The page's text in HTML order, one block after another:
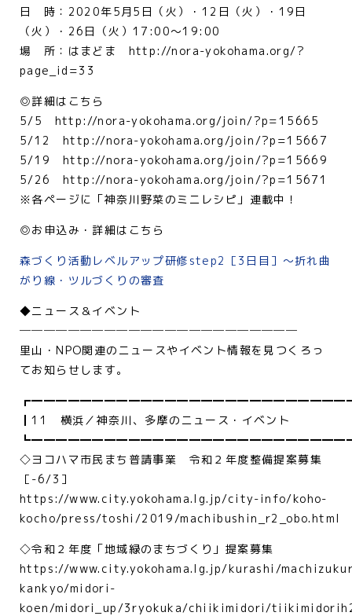
日 時：2020年5月5日（火）・12日（火）・19日
（火）・26日（火）17:00～19:00
場 所：はまどま http://nora-yokohama.org/?
page_id=33
◎詳細はこちら
5/5 http://nora-yokohama.org/join/?p=15665
5/12 http://nora-yokohama.org/join/?p=15667
5/19 http://nora-yokohama.org/join/?p=15669
5/26 http://nora-yokohama.org/join/?p=15671
※各ページに「神奈川野菜のミニレシピ」連載中！
◎お申込み・詳細はこちら
森づくり活動レベルアップ研修step2［3日目］～折れ曲
がり線・ツルづくりの審査
◆ニュース＆イベント
───────────────────────
里山・NPO関連のニュースやイベント情報を見つくろっ
てお知らせします。
┃11 横浜／神奈川、多摩のニュース・イベント
◇ヨコハマ市民まち普請事業 令和２年度整備提案募集
［-6/3］
https://www.city.yokohama.lg.jp/city-info/koho-
kocho/press/toshi/2019/machibushin_r2_obo.html
◇令和２年度「地域緑のまちづくり」提案募集
https://www.city.yokohama.lg.jp/kurashi/
kankyo/midori-
koen/midori_up/3ryokuka/chiikimidori/